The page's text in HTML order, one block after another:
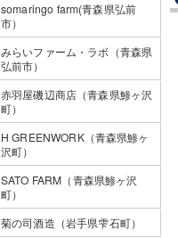
somaringo farm(青森県弘前
市）
みらいファーム・ラボ（青森県
弘前市）
赤羽屋磯辺商店（青森県鯵ヶ沢
町）
H GREENWORK（青森県鯵ヶ
沢町）
SATO FARM（青森県鯵ヶ沢
町）
菊の司酒造（岩手県雫石町）